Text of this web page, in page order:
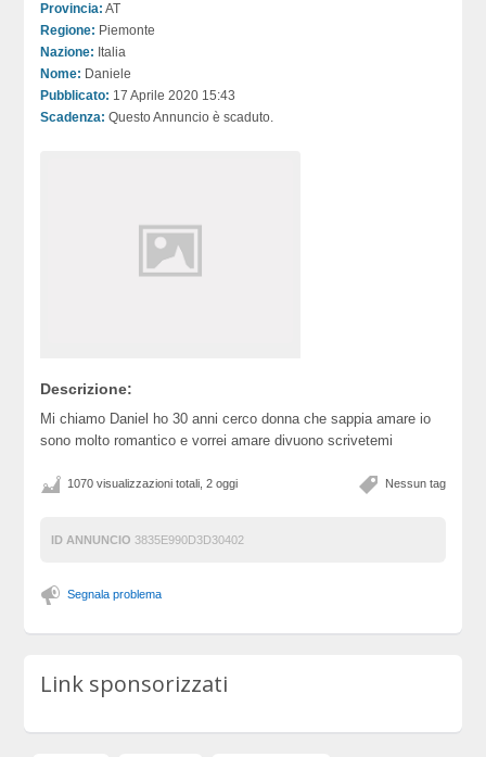
Provincia: AT
Regione: Piemonte
Nazione: Italia
Nome: Daniele
Pubblicato: 17 Aprile 2020 15:43
Scadenza: Questo Annuncio è scaduto.
Descrizione:
Mi chiamo Daniel ho 30 anni cerco donna che sappia amare io
sono molto romantico e vorrei amare divuono scrivetemi
Nessun tag
1070 visualizzazioni totali, 2 oggi
ID ANNUNCIO 3835E990D3D30402
Segnala problema
Link sponsorizzati